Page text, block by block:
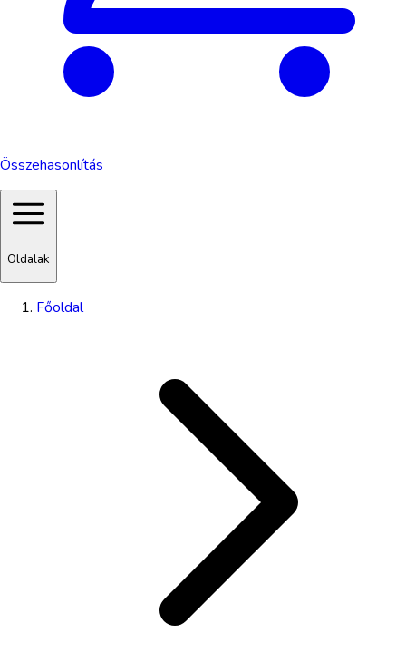
Összehasonlítás
Oldalak
Főoldal